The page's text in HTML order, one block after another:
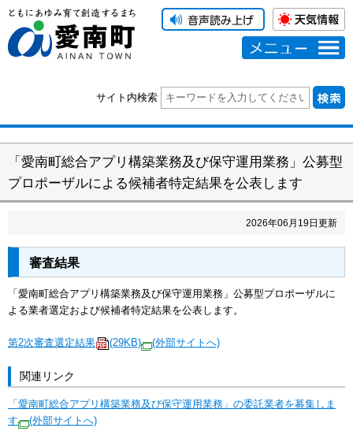
メニュー
サイト内検索
「愛南町総合アプリ構築業務及び保守運用業務」公募型
プロポーザルによる候補者特定結果を公表します
2026年06 月 19日更新
審査結果
「愛南町総合アプリ構築業務及び保守運用業務」公募型プロポーザルに
よる業者選定および候補者特定結果を公表します。
第2次審査選定結果 (29KB) (外部サイトへ)
関連リンク
「愛南町総合アプリ構築業務及び保守運用業務」の委託業者を募集しま
す
(外部サイトへ)